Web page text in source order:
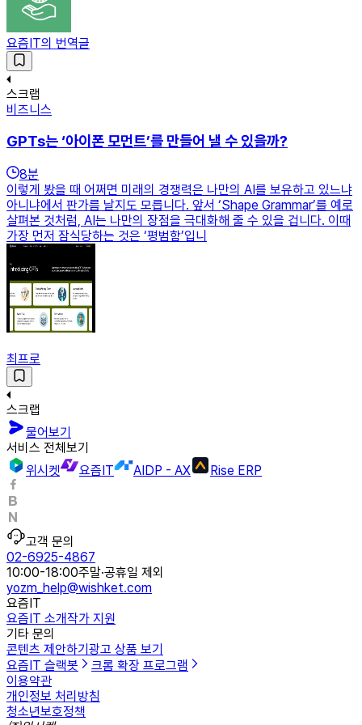
요즘IT의 번역글
스크랩
비즈니스
GPTs는 ‘아이폰 모먼트’를 만들어 낼 수 있을까?
8분
이렇게 봤을 때 어쩌면 미래의 경쟁력은 나만의 AI를 보유하고 있느냐
아니냐에서 판가름 날지도 모릅니다. 앞서 ‘Shape Grammar’를 예로
살펴본 것처럼, AI는 나만의 장점을 극대화해 줄 수 있을 겁니다. 이때
가장 먼저 잠식당하는 것은 ‘평범함’입니
최프로
스크랩
물어보기
서비스 전체보기
위시켓
요즘IT AIDP - AX Rise ERP
고객 문의
02-6925-4867
10:00-18:00주말·공휴일 제외
yozm_help@wishket.com
요즘IT
요즘IT 소개작가 지원
기타 문의
콘텐츠 제안하기 광고 상품 보기
요즘IT 슬랙봇
크롬 확장 프로그램
이용약관
개인정보 처리방침
청소년보호정책